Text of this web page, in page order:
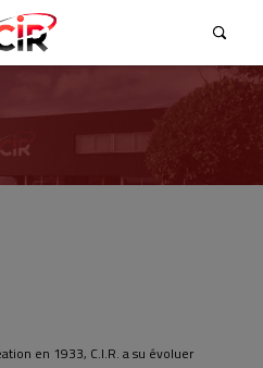
en 1933, C.I.R. a su évoluer